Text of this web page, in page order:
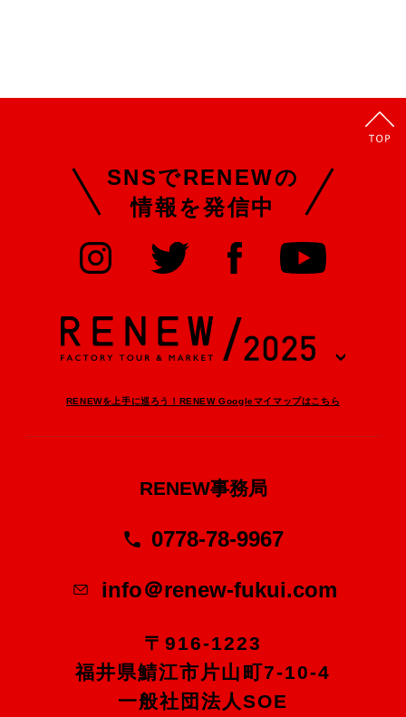
SNSでRENEWの
情報を発信中
RENEWを上手に巡ろう！RENEW Googleマイマップはこちら
RENEW事務局
0778-78-9967
info＠renew-fukui.com
〒916-1223
福井県鯖江市片山町7-10-4
一般社団法人SOE